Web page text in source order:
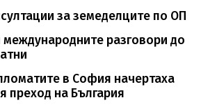
за земеделците по ОП
международните разговори до
в София начертаха
преход на България